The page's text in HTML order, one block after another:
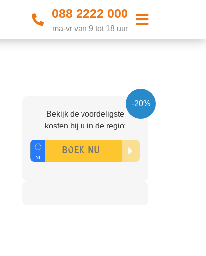
088 2222 000
ma-vr van 9 tot 18 uur
-20%
Bekijk de voordeligste
kosten bij u in de regio: